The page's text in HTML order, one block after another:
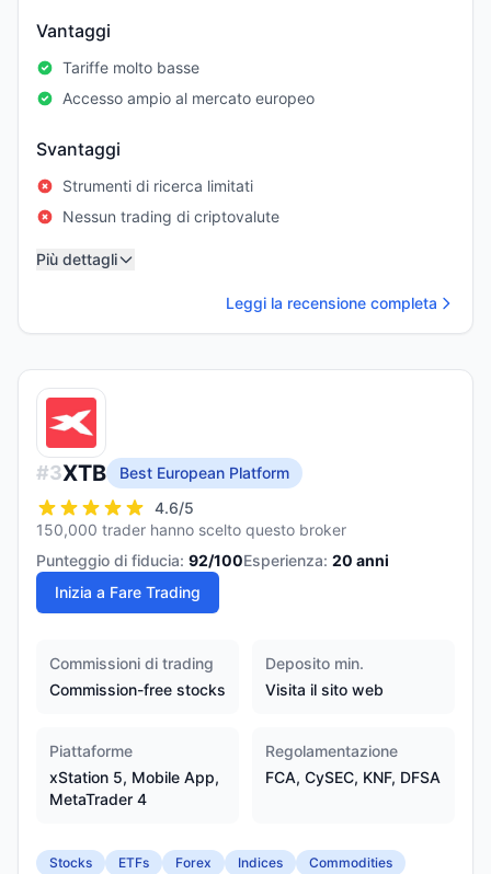
Vantaggi
Tariffe molto basse
Accesso ampio al mercato europeo
Svantaggi
Strumenti di ricerca limitati
Nessun trading di criptovalute
Più dettagli
Leggi la recensione completa
#3XTB
Best European Platform
4.6/5
150,000 trader hanno scelto questo broker
Punteggio di fiducia: 92/100Esperienza: 20 anni
Inizia a Fare Trading
Commissioni di trading
Commission-free stocks
Deposito min.
Visita il sito web
Piattaforme
xStation 5, Mobile App,
MetaTrader 4
Regolamentazione
FCA, CySEC, KNF, DFSA
Stocks ETFs Forex Indices Commodities